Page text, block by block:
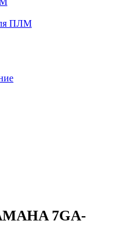
ПЛМ
7GA-